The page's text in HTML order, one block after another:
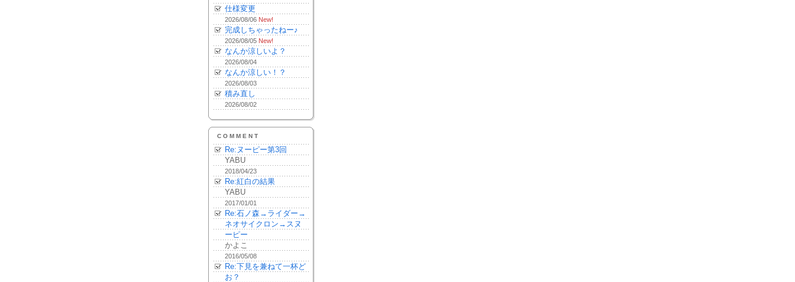
仕様変更
2026/08/06 New!
完成しちゃったねー♪
2026/08/05 New!
なんか涼しいよ？
2026/08/04
なんか涼しい！？
2026/08/03
積み直し
2026/08/02
COMMENT
Re:ヌーピー第3回
YABU
2018/04/23
Re:紅白の結果
YABU
2017/01/01
Re:石ノ森→ライダー→
ネオサイクロン→スヌ
ーピー
かよこ
2016/05/08
Re:下見を兼ねて一杯ど
お？